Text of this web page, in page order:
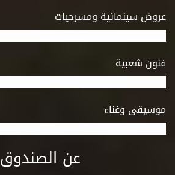
عروض سينمائية ومسرحيات
فنون شعبية
موسيقى وغناء
عن الصندوق